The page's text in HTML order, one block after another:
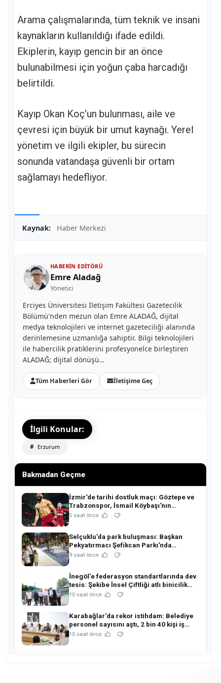
Arama çalışmalarında, tüm teknik ve insani
kaynakların kullanıldığı ifade edildi.
Ekiplerin, kayıp gencin bir an önce
bulunabilmesi için yoğun çaba harcadığı
belirtildi.
Kayıp Okan Koç’un bulunması, aile ve
çevresi için büyük bir umut kaynağı. Yerel
yönetim ve ilgili ekipler, bu sürecin
sonunda vatandaşa güvenli bir ortam
sağlamayı hedefliyor.
Kaynak: Haber Merkezi
HABERIN EDITÖRÜ
Emre Aladağ
Yönetici
Erciyes Üniversitesi İletişim Fakültesi Gazetecilik
Bölümü'nden mezun olan Emre ALADAĞ, dijital
medya teknolojileri ve internet gazeteciliği alanında
derinlemesine uzmanlığa sahiptir. Bilgi teknolojileri
ile habercilik pratiklerini profesyonelce birleştiren
ALADAĞ; dijital dönüşü…
Tüm Haberleri Gör İletişime Geç
İlgili Konular:
Erzurum
Bakmadan Geçme
İzmir'de tarihi dostluk maçı: Göztepe ve
Trabzonspor, İsmail Köybaşı'nın
jübilesinde buluşuyor!
5 saat önce
Selçuklu'da park buluşması: Başkan
Pekyatırmacı Şefikcan Parkı'nda
hemşehrileriyle buluştu!
9 saat önce
İnegöl'e federasyon standartlarında dev
tesis: Şekibe İnsel Çiftliği atlı binicilik
merkezine dönüşüyor!
10 saat önce
Karabağlar'da rekor istihdam: Belediye
personel sayısını aştı, 2 bin 40 kişi iş
sahibi oldu!
10 saat önce